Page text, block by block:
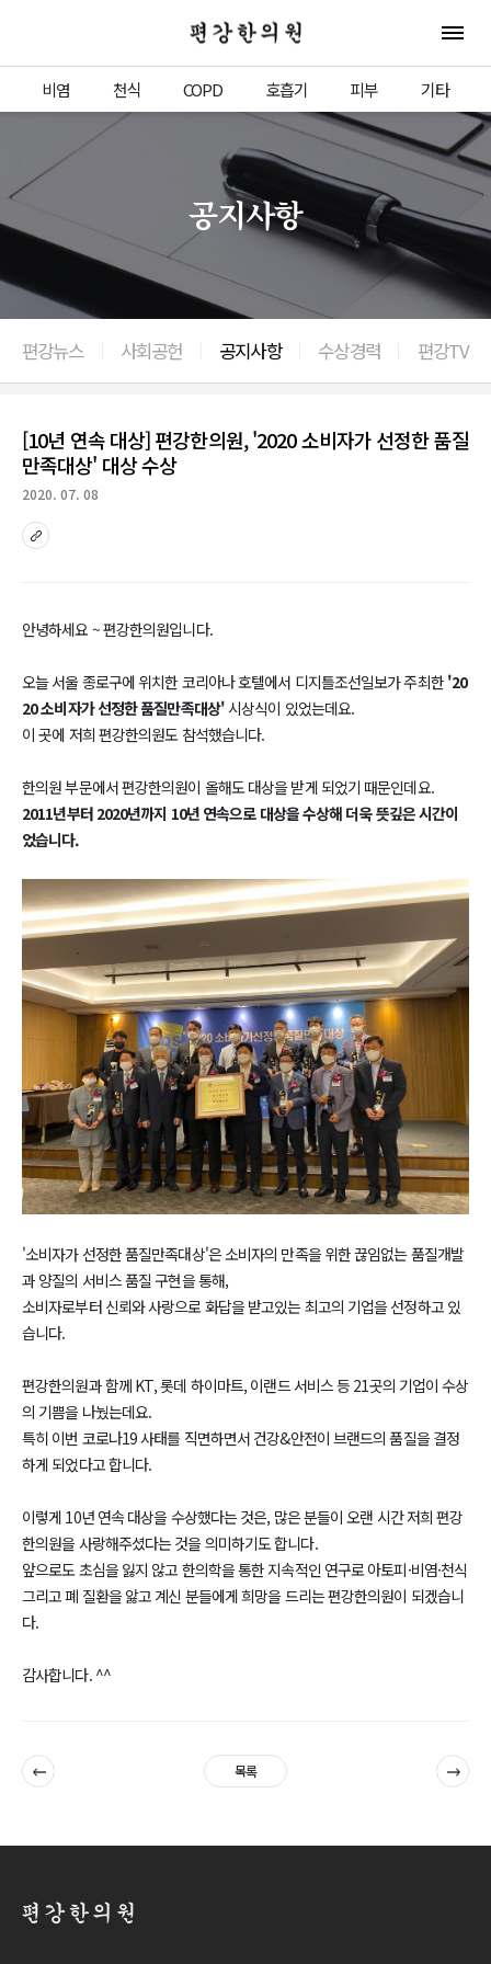
편강한의원 전체
비염 천식 COPD 호흡기 피부 기타
공지사항
편강뉴스 사회공헌 공지사항 수상경력 편강TV
[10년 연속 대상] 편강한의원, '2020 소비자가 선정한 품질
만족대상' 대상 수상
2020. 07. 08
sns
안녕하세요 ~ 편강한의원입니다.
오늘 서울 종로구에 위치한 코리아나 호텔에서 디지틀조선일보가 주최한 '20
20 소비자가 선정한 품질만족대상'시상식이 있었는데요.
이 곳에 저희 편강한의원도 참석했습니다.
한의원 부문에서 편강한의원이 올해도 대상을 받게 되었기 때문인데요.
2011년부터 2020년까지 10년 연속으로 대상을 수상해 더욱 뜻깊은 시간이
었습니다.
'소비자가 선정한 품질만족대상'은 소비자의 만족을 위한 끊임없는 품질개발
과 양질의 서비스 품질 구현을 통해,
소비자로부터 신뢰와 사랑으로 화답을 받고있는 최고의 기업을 선정하고 있
습니다.
편강한의원과 함께 KT, 롯데 하이마트, 이랜드 서비스 등 21곳의 기업이 수상
의 기쁨을 나눴는데요.
특히 이번 코로나19 사태를 직면하면서 건강&안전이 브랜드의 품질을 결정
하게 되었다고 합니다.
이렇게 10년 연속 대상을 수상했다는 것은, 많은 분들이 오랜 시간 저희 편강
한의원을 사랑해주셨다는 것을 의미하기도 합니다.
앞으로도 초심을 잃지 않고 한의학을 통한 지속적인 연구로 아토피·비염·천식
그리고 폐 질환을 앓고 계신 분들에게 희망을 드리는 편강한의원이 되겠습니
다.
감사합니다. ^^
이전 목록 다음